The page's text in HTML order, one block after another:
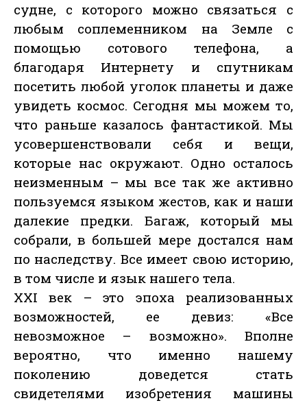
судне, с которого можно связаться с
любым соплеменником на Земле с
помощью сотового телефона, а
благодаря Интернету и спутникам
посетить любой уголок планеты и даже
увидеть космос. Сегодня мы можем то,
что раньше казалось фантастикой. Мы
усовершенствовали себя и вещи,
которые нас окружают. Одно осталось
неизменным – мы все так же активно
пользуемся языком жестов, как и наши
далекие предки. Багаж, который мы
собрали, в большей мере достался нам
по наследству. Все имеет свою историю,
в том числе и язык нашего тела.
XXI век – это эпоха реализованных
возможностей, ее девиз: «Все
невозможное – возможно». Вполне
вероятно, что именно нашему
поколению доведется стать
свидетелями изобретения машины